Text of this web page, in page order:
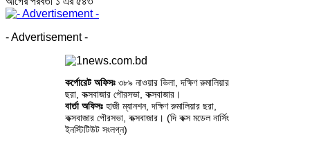
- Advertisement -
কর্পোরেট অফিসঃ ৩৮৯ নাওয়ার ভিলা, দক্ষিণ রুমালিয়ার
ছরা, কক্সবাজার পৌরসভা, কক্সবাজার।
বার্তা অফিসঃহাজী ম্যানশন, দক্ষিণ রুমালিয়ার ছরা,
কক্সবাজার পৌরসভা, কক্সবাজার। (দি কক্স মডেল নার্সিং
ইনস্টিটিউট সংলগ্ন)